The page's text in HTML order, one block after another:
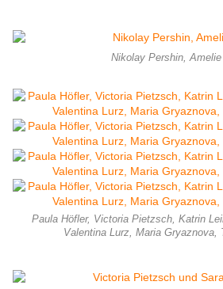
Nikolay Pershin,
Paula Höfler, Victoria Pietzsch, Katrin
Valentina Lurz, Maria Gryaznova,